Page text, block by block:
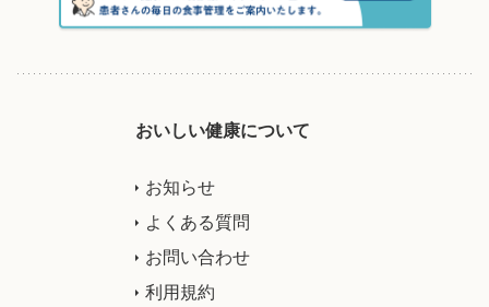
おいしい健康について
お知らせ
よくある質問
お問い合わせ
利用規約